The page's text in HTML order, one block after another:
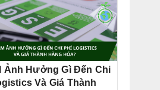
Ảnh Hưởng Gì Đến Chi
Và Giá Thành